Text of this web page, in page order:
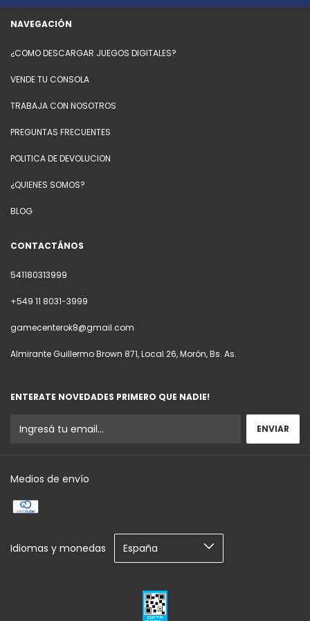
NAVEGACIÓN
¿COMO DESCARGAR JUEGOS DIGITALES?
VENDE TU CONSOLA
TRABAJA CON NOSOTROS
PREGUNTAS FRECUENTES
POLITICA DE DEVOLUCION
¿QUIENES SOMOS?
BLOG
CONTACTÁNOS
541180313999
+549 11 8031-3999
gamecenterok8@gmail.com
Almirante Guillermo Brown 871, Local 26, Morón, Bs. As.
ENTERATE NOVEDADES PRIMERO QUE NADIE!
Medios de envío
Idiomas y monedas